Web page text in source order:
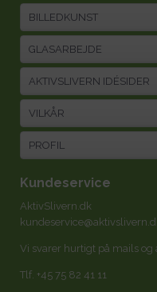
BILLEDKUNST
GLASARBEJDE
AKTIVSLIVERN IDÉSIDER
VILKÅR
PROFIL
Kundeservice
AktivSlivern.dk
Vi svarer hurtigt på mails
Tlf. +45 75 82 41 11